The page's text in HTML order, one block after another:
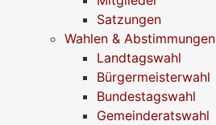
Satzungen
Wahlen & Abstimmungen
Landtagswahl
Bürgermeisterwahl
Bundestagswahl
Gemeinderatswahl